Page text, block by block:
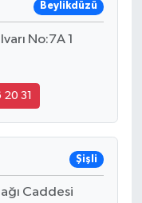
Beylikdüzü
No:7A 1
31
Şişli
Caddesi